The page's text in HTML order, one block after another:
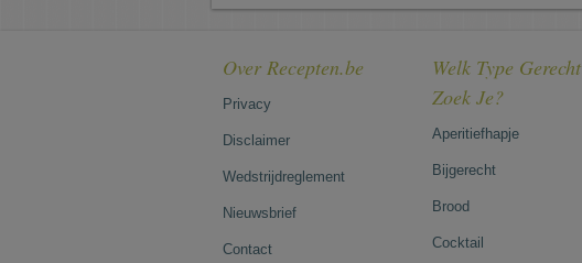
Over Recepten.be
Privacy
Disclaimer
Wedstrijdreglement
Nieuwsbrief
Contact
Welk Type Gerecht
Zoek Je?
Aperitiefhapje
Bijgerecht
Brood
Cocktail